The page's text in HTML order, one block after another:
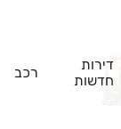
דירות
חדשות
רכב